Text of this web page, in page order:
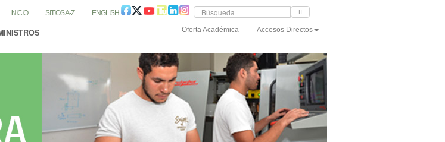
INICIO SITIOS A-Z ENGLISH
Oferta Académica Accesos Directos